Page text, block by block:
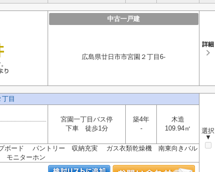
中古一戸建
広島県廿日市市宮園２丁目6-
目
選択
▼
宮園一丁目バス停
下車 徒歩1分
築4年
-
木造
109.94㎡
ボード パントリー 収納充実 ガス衣類乾燥機 南東向きバル
モニターホン